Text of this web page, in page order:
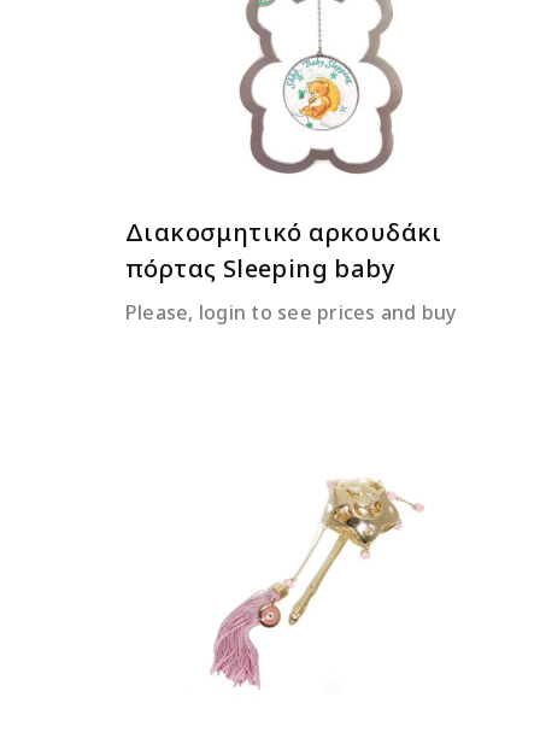
ΔΙΑΒΆΣΤΕ ΠΕΡΙΣΣΌΤΕΡΑ
Διακοσμητικό αρκουδάκι
πόρτας Sleeping baby
Please, login to see prices and buy
ΔΙΑΒΆΣΤΕ ΠΕΡΙΣΣΌΤΕΡΑ